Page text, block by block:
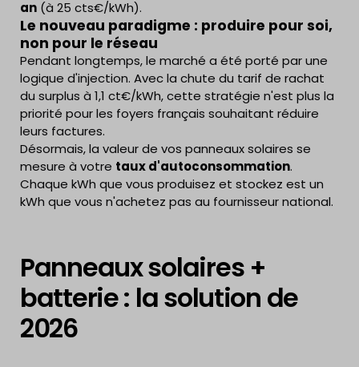
an (à 25 cts€/kWh).
Le nouveau paradigme : produire pour soi,
non pour le réseau
Pendant longtemps, le marché a été porté par une
logique d'injection. Avec la chute du tarif de rachat
du surplus à 1,1 ct€/kWh, cette stratégie n'est plus la
priorité pour les foyers français souhaitant réduire
leurs factures.
Désormais, la valeur de vos panneaux solaires se
mesure à votre taux d'autoconsommation.
Chaque kWh que vous produisez et stockez est un
kWh que vous n'achetez pas au fournisseur national.
Panneaux solaires +
batterie : la solution de
2026